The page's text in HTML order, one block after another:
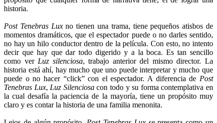
historia.
Post Tenebras Luxno tienen una trama, tiene pequeños atisbos de
momentos dramáticos, que el espectador puede o no darles sentido,
no hay un hilo conductor dentro de la película. Con esto, no intento
decir que hay que dar todo digerido y a la boca. Es tan sencillo
como ver Luz silenciosa, trabajo anterior del mismo director. La
historia está ahí, hay mucho que uno puede interpretar y mucho que
puede o no hacer “click” con el espectador. A diferencia de Post
Tenebras Lux, Luz Silenciosacon todo y su forma contemplativa en
la cual desafía la paciencia de la mayoría, tiene un propósito muy
claro y es contar la historia de una familia menonita.